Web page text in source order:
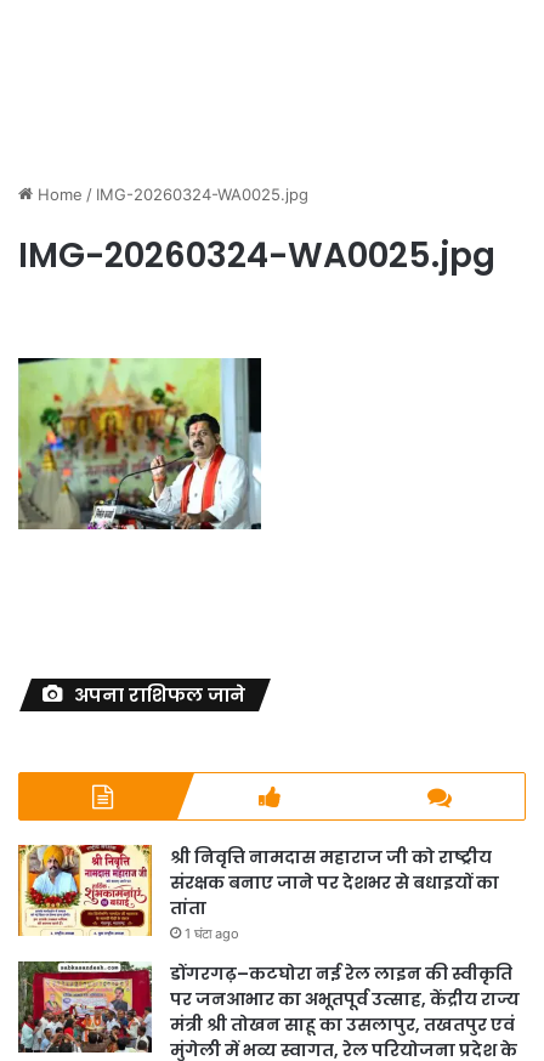
Home / IMG-20260324-WA0025.jpg
IMG-20260324-WA0025.jpg
अपना राशिफल जाने
श्री निवृत्ति नामदास महाराज जी को राष्ट्रीय
संरक्षक बनाए जाने पर देशभर से बधाइयों का
तांता
1 घंटा ago
डोंगरगढ़–कटघोरा नई रेल लाइन की स्वीकृति
पर जनआभार का अभूतपूर्व उत्साह, केंद्रीय राज्य
मंत्री श्री तोखन साहू का उसलापुर, तखतपुर एवं
मुंगेली में भव्य स्वागत, रेल परियोजना प्रदेश के